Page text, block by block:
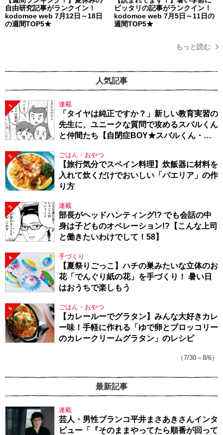
自由研究記事がランクイン！
kodomoe web 7月12日～18日
の週間TOP5★
ピッタリの記事がランクイン！
kodomoe web 7月5日～11日の
週間TOP5★
もっと読む
人気記事
1 連載
「タイヤは純正ですか？」新しい教育実習の
先生に、ユニークな質問で攻めるスバルくん
と仲間たち【自閉症BOY★スバルくん・
2 ごはん・おやつ
【旅行気分でスペイン料理】炊飯器に材料を
入れて炊くだけでおいしい「パエリア」の作
り方
3 連載
部長がヘッドハンティング!? でも会話の中
身は子どものオペレーション!?【こんな上司
と働きたいわけでして！58】
4 手づくり
【夏祭りごっこ】ハチの巣みたいな立体のお
花「でんぐり紙の花」を手づくり！ 暑い日
はおうちで楽しもう
5 ごはん・おやつ
【カレールーでグラタン】みんな大好きカレ
ー味！手軽に作れる「ゆで卵とブロッコリー
のカレークリームグラタン」のレシピ
（7/30～8/6）
最新記事
連載
芸人・男性ブランコ平井まさあきさんインタ
ビュー「『そのままやってたら順番が回って